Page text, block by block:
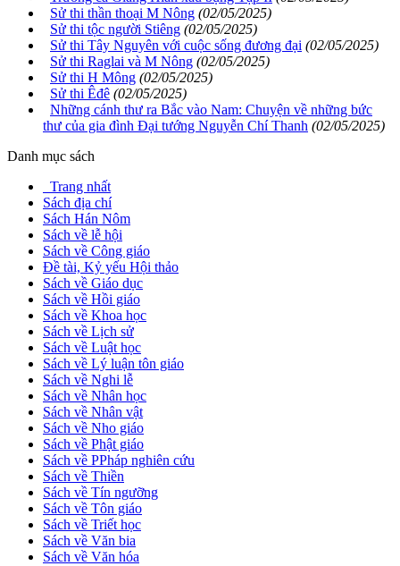
Sử thi thần thoại M Nông (02/05/2025)
Sử thi tộc người Stiêng (02/05/2025)
Sử thi Tây Nguyên với cuộc sống đương đại (02/05/2025)
Sử thi Raglai và M Nông (02/05/2025)
Sử thi H Mông (02/05/2025)
Sử thi Êđê (02/05/2025)
Những cánh thư ra Bắc vào Nam: Chuyện về những bức
thư của gia đình Đại tướng Nguyễn Chí Thanh (02/05/2025)
Danh mục sách
Trang nhất
Sách địa chí
Sách Hán Nôm
Sách về lễ hội
Sách về Công giáo
Đề tài, Kỷ yếu Hội thảo
Sách về Giáo dục
Sách về Hồi giáo
Sách về Khoa học
Sách về Lịch sử
Sách về Luật học
Sách về Lý luận tôn giáo
Sách về Nghi lễ
Sách về Nhân học
Sách về Nhân vật
Sách về Nho giáo
Sách về Phật giáo
Sách về PPháp nghiên cứu
Sách về Thiền
Sách về Tín ngưỡng
Sách về Tôn giáo
Sách về Triết học
Sách về Văn bia
Sách về Văn hóa